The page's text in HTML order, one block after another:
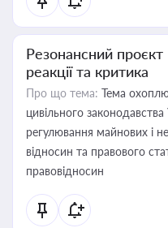
Резонансний
реакції та критика
Про що тема: Тема
цивільного
регулювання майнових і
відносин та правового
правовідносин